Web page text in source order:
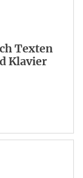
Texten
Klavier